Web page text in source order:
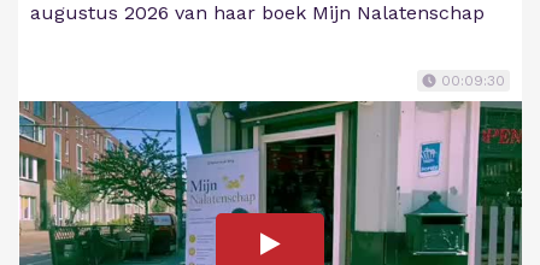
augustus 2026 van haar boek Mijn Nalatenschap
00:09:30